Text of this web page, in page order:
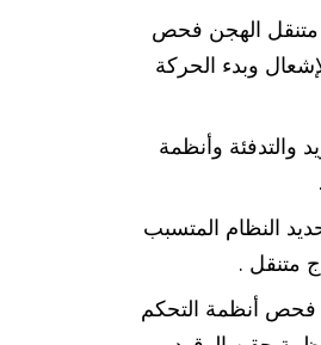
الهجن فحص
وبدء الحركة
والتدفئة وأنظمة
النظام المتسبب
متنقل .
فحص أنظمة التحكم